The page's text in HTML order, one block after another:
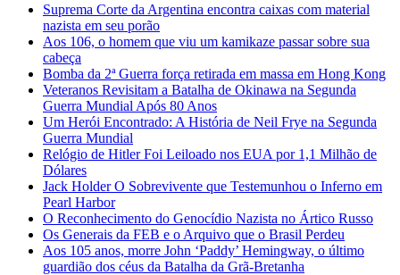
Suprema Corte da Argentina encontra caixas com material
nazista em seu porão
Aos 106, o homem que viu um kamikaze passar sobre sua
cabeça
Bomba da 2ª Guerra força retirada em massa em Hong Kong
Veteranos Revisitam a Batalha de Okinawa na Segunda
Guerra Mundial Após 80 Anos
Um Herói Encontrado: A História de Neil Frye na Segunda
Guerra Mundial
Relógio de Hitler Foi Leiloado nos EUA por 1,1 Milhão de
Dólares
Jack Holder O Sobrevivente que Testemunhou o Inferno em
Pearl Harbor
O Reconhecimento do Genocídio Nazista no Ártico Russo
Os Generais da FEB e o Arquivo que o Brasil Perdeu
Aos 105 anos, morre John ‘Paddy’ Hemingway, o último
guardião dos céus da Batalha da Grã-Bretanha